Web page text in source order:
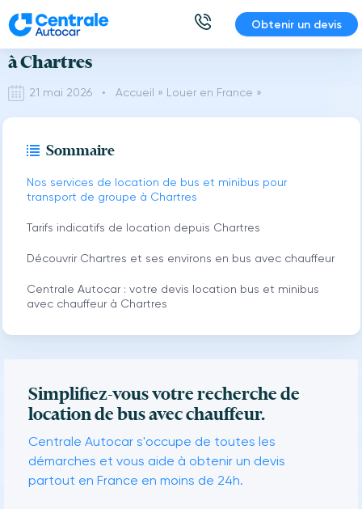
Aller
au
contenu
Obtenir un devis
Location de bus et minibus avec chauffeur
à Chartres
21 mai 2026 • Accueil » Louer en France »
Sommaire
Nos services de location de bus et minibus pour
transport de groupe à Chartres
Tarifs indicatifs de location depuis Chartres
Découvrir Chartres et ses environs en bus avec chauffeur
Centrale Autocar : votre devis location bus et minibus
avec chauffeur à Chartres
Simplifiez-vous votre recherche de
location de bus avec chauffeur.
Centrale Autocar s'occupe de toutes les
démarches et vous aide à obtenir un devis
partout en France en moins de 24h.